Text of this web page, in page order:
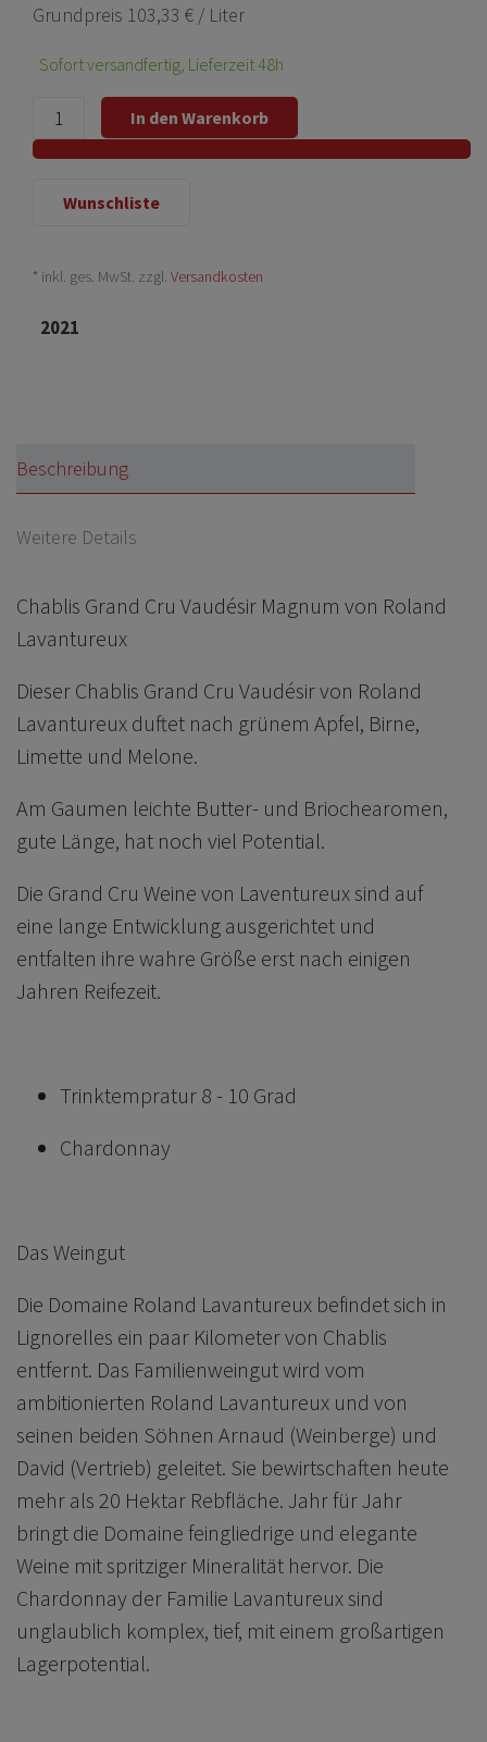
Grundpreis 103,33 € / Liter
Sofort versandfertig, Lieferzeit 48h
In den Warenkorb
Wunschliste
* inkl. ges. MwSt. zzgl. Versandkosten
2021
Beschreibung
Weitere Details
Chablis Grand Cru Vaudésir Magnum von Roland
Lavantureux
Dieser Chablis Grand Cru Vaudésir von Roland
Lavantureux duftet nach grünem Apfel, Birne,
Limette und Melone.
Am Gaumen leichte Butter- und Briochearomen,
gute Länge, hat noch viel Potential.
Die Grand Cru Weine von Laventureux sind auf
eine lange Entwicklung ausgerichtet und
entfalten ihre wahre Größe erst nach einigen
Jahren Reifezeit.
Trinktempratur 8 - 10 Grad
Chardonnay
Das Weingut
Die Domaine Roland Lavantureux befindet sich in
Lignorelles ein paar Kilometer von Chablis
entfernt. Das Familienweingut wird vom
ambitionierten Roland Lavantureux und von
seinen beiden Söhnen Arnaud (Weinberge) und
David (Vertrieb) geleitet. Sie bewirtschaften heute
mehr als 20 Hektar Rebfläche. Jahr für Jahr
bringt die Domaine feingliedrige und elegante
Weine mit spritziger Mineralität hervor. Die
Chardonnay der Familie Lavantureux sind
unglaublich komplex, tief, mit einem großartigen
Lagerpotential.